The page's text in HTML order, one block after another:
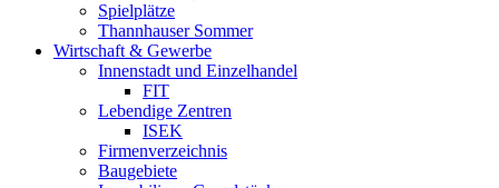
Spielplätze
Thannhauser Sommer
Wirtschaft & Gewerbe
Innenstadt und Einzelhandel
FIT
Lebendige Zentren
ISEK
Firmenverzeichnis
Baugebiete